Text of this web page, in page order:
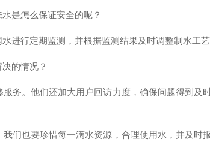
是怎么保证安全的呢？
行定期监测，并根据监测结果及时调整制水工
的情况？
务。他们还加大用户回访力度，确保问题得到及
们也要珍惜每一滴水资源，合理使用水，并及时